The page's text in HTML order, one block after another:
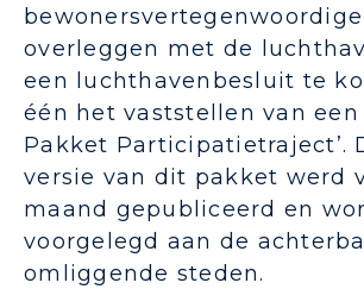
overleggen met de
een luchthavenbesluit te
één het vaststellen van een
Pakket Participatietraject’.
versie van dit pakket werd
maand gepubliceerd en
voorgelegd aan de
omliggende steden.